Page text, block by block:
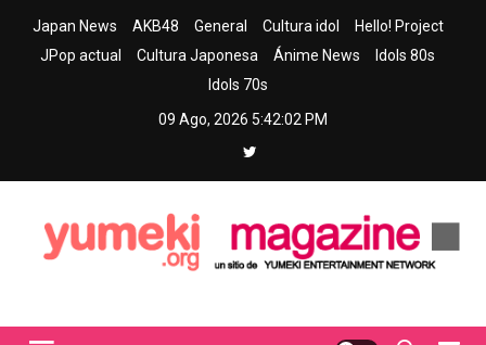
Japan News AKB48 General Cultura idol
Hello! Project
JPop actual
Cultura Japonesa Ánime News
Idols 80s
Idols 70s
09 Ago, 2026 5:42:03 PM